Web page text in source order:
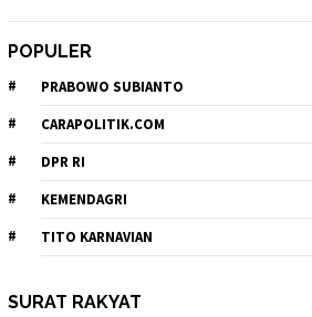
POPULER
PRABOWO SUBIANTO
CARAPOLITIK.COM
DPR RI
KEMENDAGRI
TITO KARNAVIAN
SURAT RAKYAT